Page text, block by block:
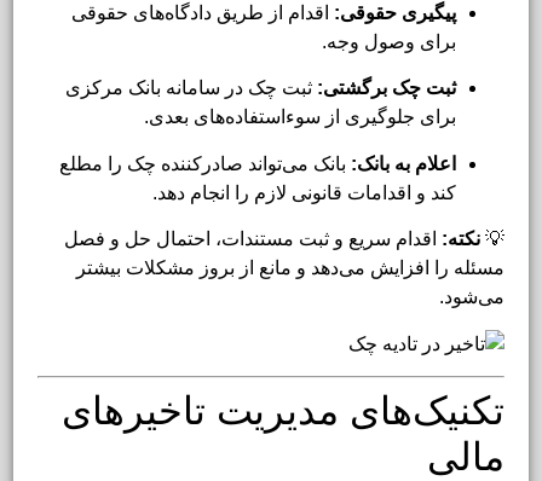
پیگیری حقوقی: اقدام از طریق دادگاه‌های حقوقی
برای وصول وجه.
ثبت چک برگشتی: ثبت چک در سامانه بانک مرکزی
برای جلوگیری از سوءاستفاده‌های بعدی.
اعلام به بانک: بانک می‌تواند صادرکننده چک را مطلع
کند و اقدامات قانونی لازم را انجام دهد.
💡نکته: اقدام سریع و ثبت مستندات، احتمال حل و فصل
مسئله را افزایش می‌دهد و مانع از بروز مشکلات بیشتر
می‌شود.
تکنیک‌های مدیریت تاخیرهای
مالی